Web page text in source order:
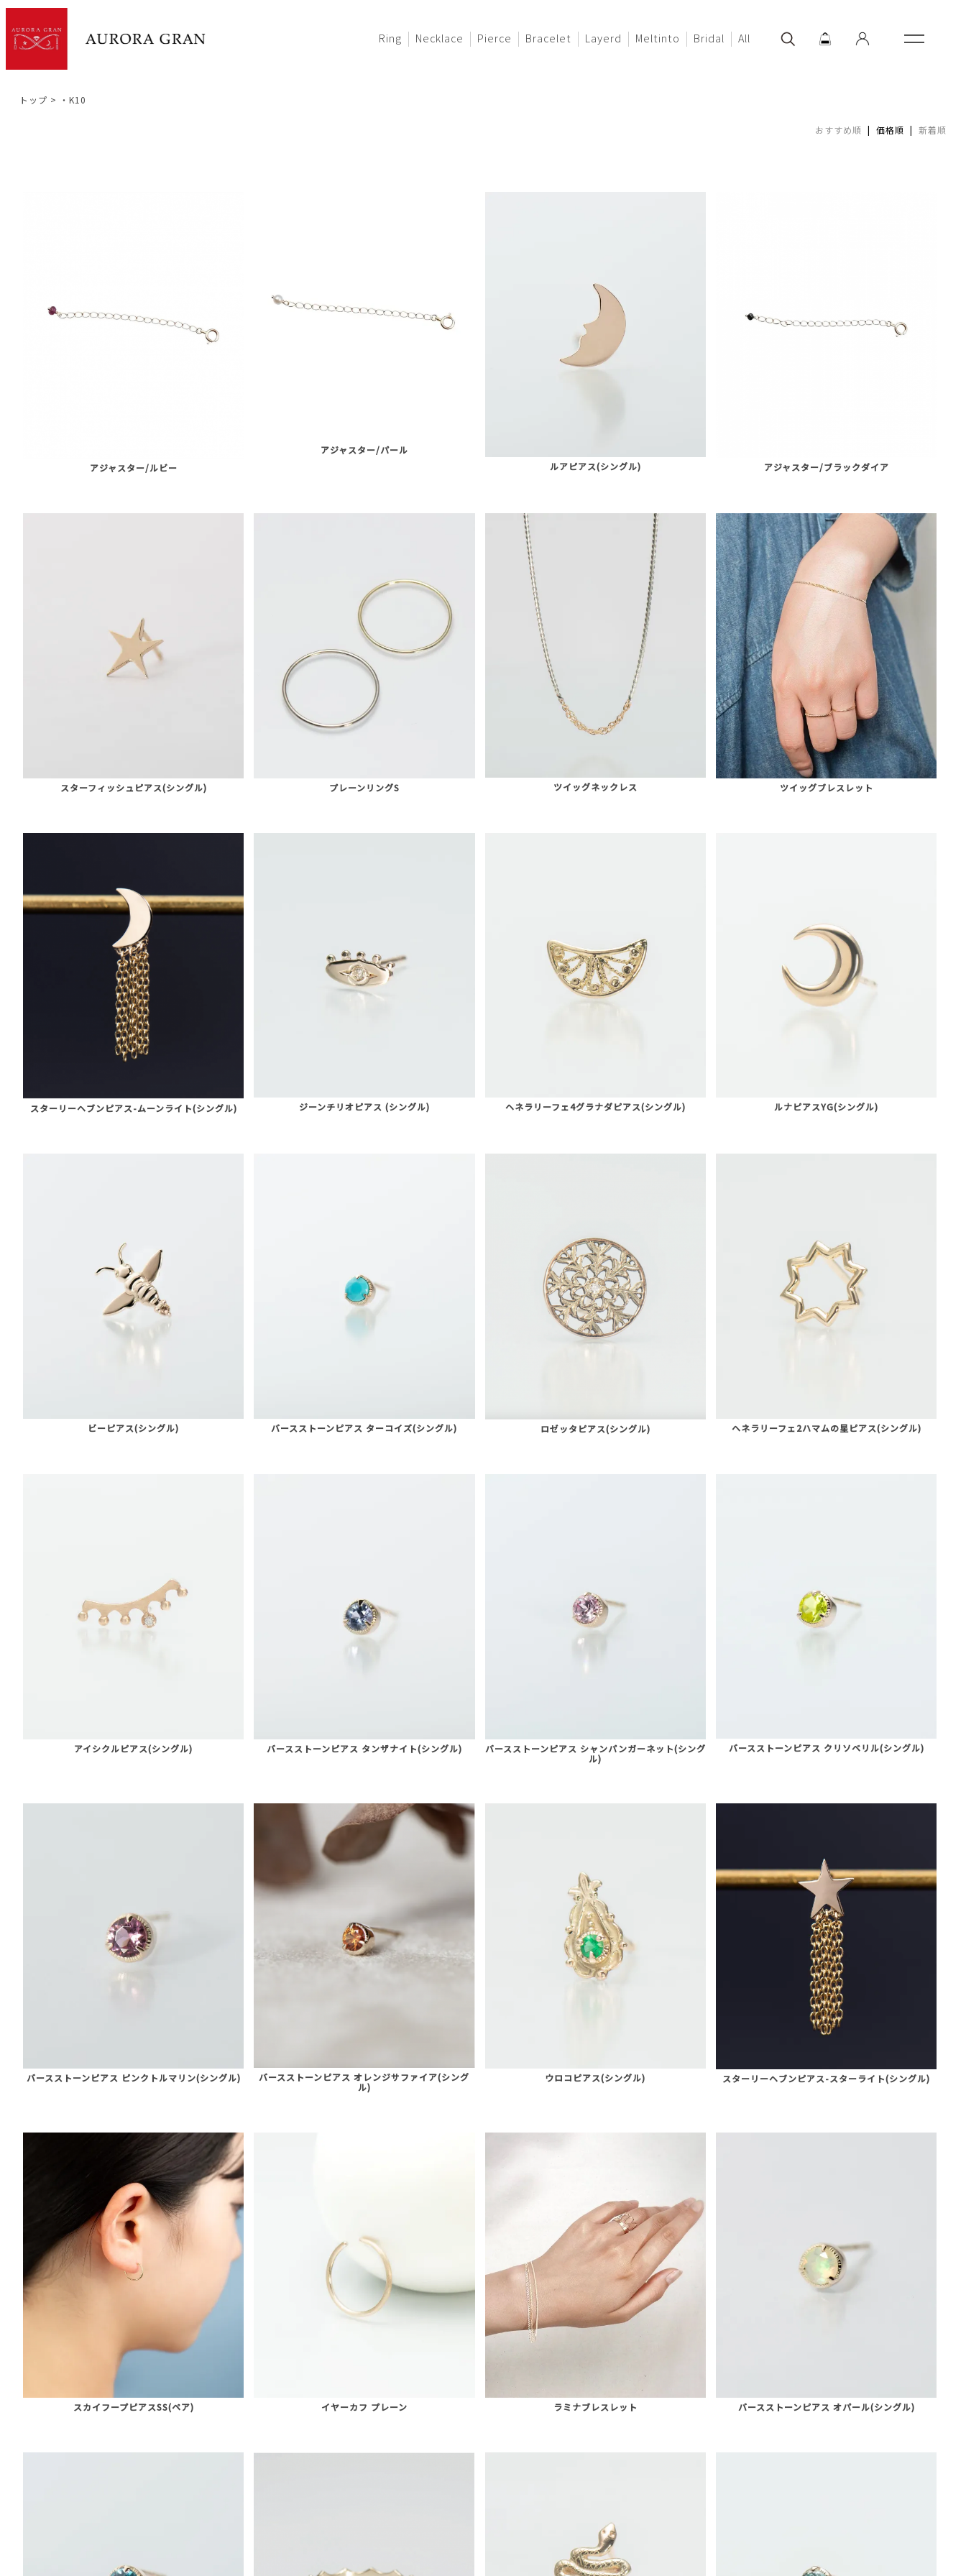
Ring Necklace Pierce Bracelet Layerd Meltinto Bridal All
トップ ・K10
おすすめ順 | 価格順 |新着順
アジャスター/ルビー
アジャスター/パール
ルアピアス(シングル)
アジャスター/ブラックダイア
スターフィッシュピアス(シングル) プレーンリングS ツイッグネックレス ツイッグブレスレット
スターリーヘブンピアス-ムーンライト(シングル) ジーンチリオピアス (シングル) ヘネラリーフェ4グラナダピアス(シングル) ルナピアスYG(シングル)
ビーピアス(シングル) バースストーンピアス ターコイズ(シングル) ロゼッタピアス(シングル) ヘネラリーフェ2ハマムの星ピアス(シングル)
アイシクルピアス(シングル) バースストーンピアス タンザナイト(シングル)
バースストーンピアス シャンパンガーネット(シング
ル)
バースストーンピアス クリソベリル(シングル)
バースストーンピアス ピンクトルマリン(シングル)
バースストーンピアス オレンジサファイア(シング
ル)
ウロコピアス(シングル) スターリーヘブンピアス-スターライト(シングル)
スカイフープピアスSS(ペア) イヤーカフ プレーン ラミナブレスレット バースストーンピアス オパール(シングル)